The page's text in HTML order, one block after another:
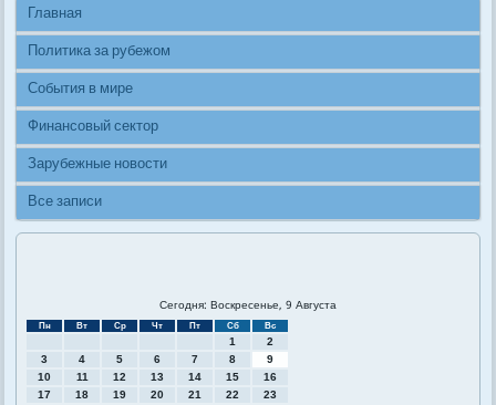
Главная
Политика за рубежом
События в мире
Финансовый сектор
Зарубежные новости
Все записи
Сегодня: Воскресенье, 9 Августа
Пн Вт Ср Чт Пт Сб Вс
1
2
3
4 5 6 7 8
9
10
11 12 13 14 15
16
17
18 19 20 21 22
23